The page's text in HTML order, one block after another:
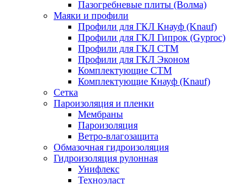
Пазогребневые плиты (Волма)
Маяки и профили
Профили для ГКЛ Кнауф (Knauf)
Профили для ГКЛ Гипрок (Gyproc)
Профили для ГКЛ СТМ
Профили для ГКЛ Эконом
Комплектующие СТМ
Комплектующие Кнауф (Knauf)
Сетка
Пароизоляция и пленки
Мембраны
Пароизоляция
Ветро-влагозащита
Обмазочная гидроизоляция
Гидроизоляция рулонная
Унифлекс
Техноэласт